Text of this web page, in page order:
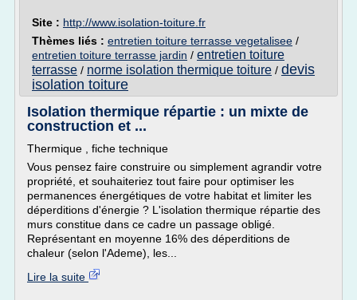
Site : http://www.isolation-toiture.fr
Thèmes liés : entretien toiture terrasse vegetalisee /
entretien toiture terrasse jardin / entretien toiture
terrasse / norme isolation thermique toiture / devis
isolation toiture
Isolation thermique répartie : un mixte de
construction et ...
Thermique , fiche technique
Vous pensez faire construire ou simplement agrandir votre
propriété, et souhaiteriez tout faire pour optimiser les
permanences énergétiques de votre habitat et limiter les
déperditions d'énergie ? L'isolation thermique répartie des
murs constitue dans ce cadre un passage obligé.
Représentant en moyenne 16% des déperditions de
chaleur (selon l'Ademe), les...
Lire la suite